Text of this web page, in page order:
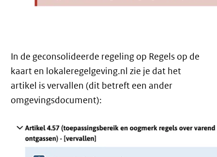
In de geconsolideerde regeling op Regels op de
kaart en lokaleregelgeving.nl zie je dat het
artikel is vervallen (dit betreft een ander
omgevingsdocument):